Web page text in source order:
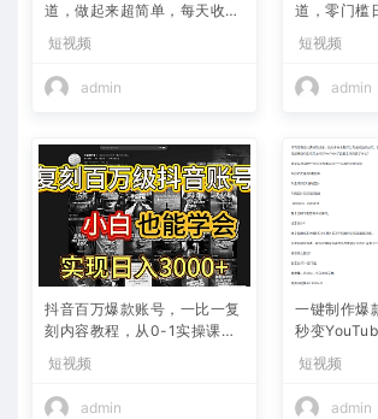
道，做起来超简单，每天收益
800+
短视频
admin
道，零门槛
短视频
admin
抖音百万爆款账号，一比一复
刻内容教程，从0-1实操课，
入10w+
短视频
admin
一键制作爆
秒变
短视频
admin